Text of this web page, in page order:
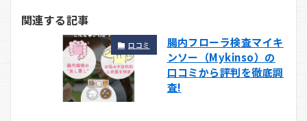
関連する記事
口コミ
腸内フローラ検査マイキ
ンソー（Mykinso）の
口コミから評判を徹底調
査!